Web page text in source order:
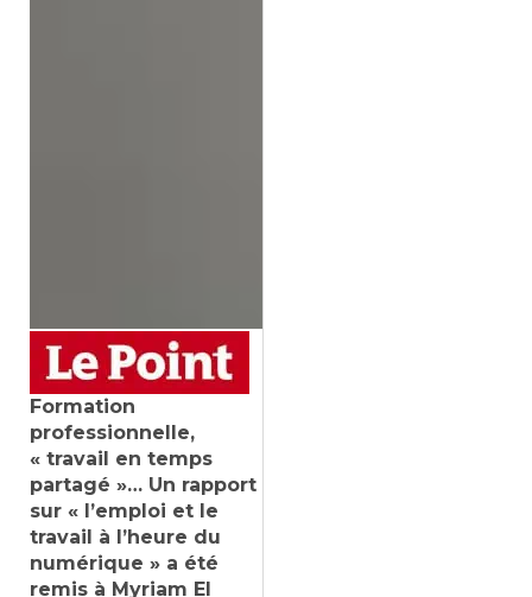
Formation
professionnelle,
« travail en temps
partagé »… Un rapport
sur « l’emploi et le
travail à l’heure du
numérique » a été
remis à Myriam El